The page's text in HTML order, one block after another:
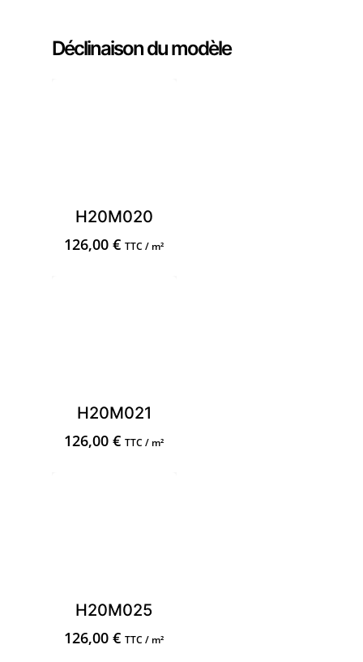
Déclinaison du modèle
H20M020
126,00€ TTC / m²
H20M021
126,00€ TTC / m²
H20M025
126,00€ TTC / m²